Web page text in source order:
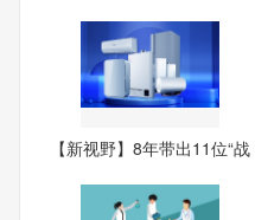
【新视野】8年带出11位“战